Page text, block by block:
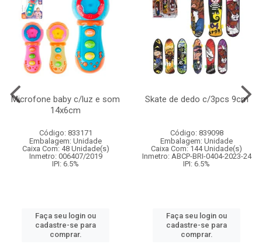
Microfone baby c/luz e som
14x6cm
Código: 833171
Embalagem: Unidade
Caixa Com: 48 Unidade(s)
Inmetro: 006407/2019
IPI: 6.5%
Faça seu login ou
cadastre-se para
comprar.
Skate de dedo c/3pcs 9cm
Código: 839098
Embalagem: Unidade
Caixa Com: 144 Unidade(s)
Inmetro: ABCP-BRI-0404-2023-24
IPI: 6.5%
Faça seu login ou
cadastre-se para
comprar.